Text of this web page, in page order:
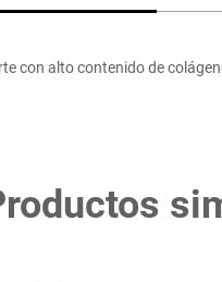
con alto contenido de